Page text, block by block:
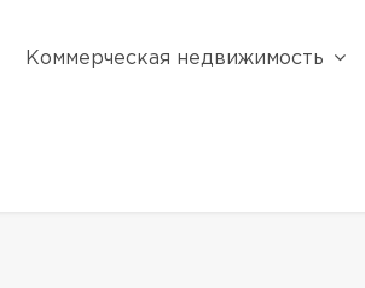
Коммерческая недвижимость